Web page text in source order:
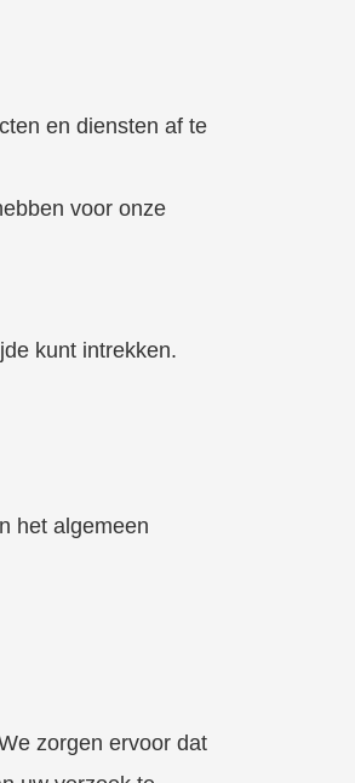
en diensten af te
voor onze
kunt intrekken.
het algemeen
zorgen ervoor dat